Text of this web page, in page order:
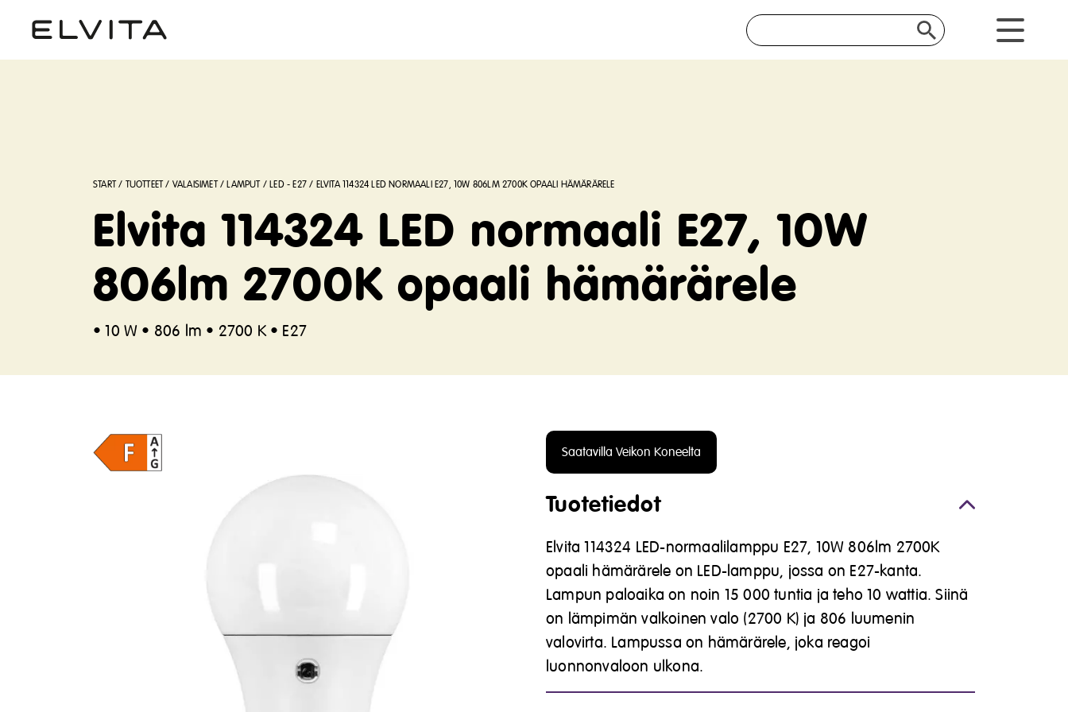
START/ TUOTTEET/ VALAISIMET/LAMPUT/LED - E27 / ELVITA 114324 LED NORMAALI E27, 10W 806LM 2700K OPAALI HÄMÄRÄRELE
Elvita 114324 LED normaali E27, 10W
806lm 2700K opaali hämärärele
• 10 W • 806 lm • 2700 K • E27
Saatavilla Veikon Koneelta
Tuotetiedot
Elvita 114324 LED-normaalilamppu E27, 10W 806lm 2700K
opaali hämärärele on LED-lamppu, jossa on E27-kanta.
Lampun paloaika on noin 15 000 tuntia ja teho 10 wattia. Siinä
on lämpimän valkoinen valo (2700 K) ja 806 luumenin
valovirta. Lampussa on hämärärele, joka reagoi
luonnonvaloon ulkona.